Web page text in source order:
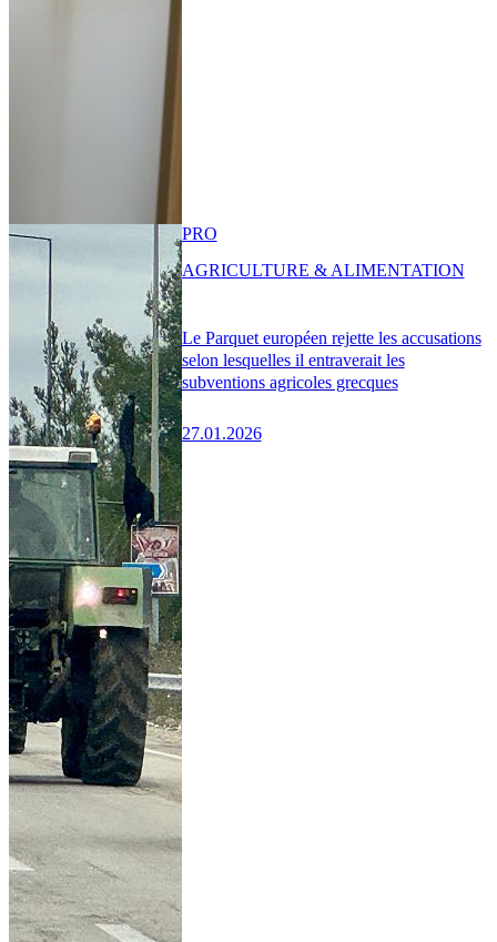
Le Parquet européen rejette les accusations
selon lesquelles il entraverait les
subventions agricoles grecques
27.01.2026
PRO
AGRICULTURE & ALIMENTATION